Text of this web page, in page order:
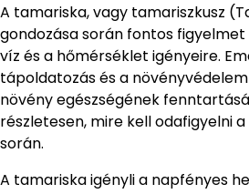
A tamariska, vagy tamariszkusz
gondozása során fontos
víz és a hőmérséklet igényeire.
tápoldatozás és a
növény egészségének
részletesen, mire kell odafigyelni
során.
A tamariska igényli a napfényes